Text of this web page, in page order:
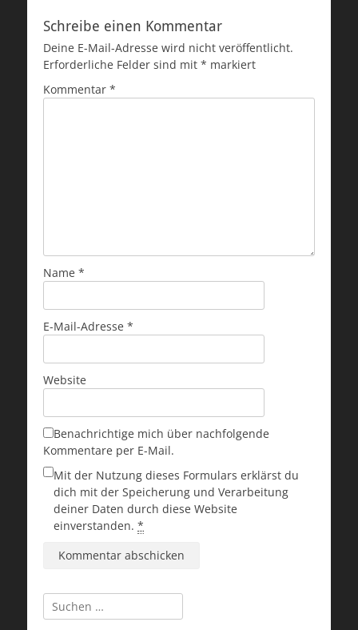
Schreibe einen Kommentar
Deine E-Mail-Adresse wird nicht veröffentlicht.
Erforderliche Felder sind mit * markiert
Kommentar *
Name *
E-Mail-Adresse *
Website
Benachrichtige mich über nachfolgende
Kommentare per E-Mail.
Mit der Nutzung dieses Formulars erklärst du
dich mit der Speicherung und Verarbeitung
deiner Daten durch diese Website
einverstanden. *
Suchen
nach: